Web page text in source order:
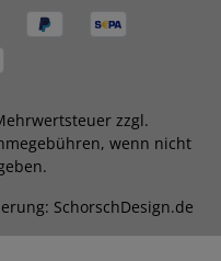
SchorschDesign.de
zzgl.
wenn nicht